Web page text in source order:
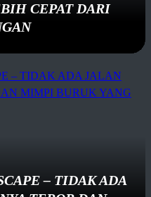
CEPAT DARI
– TIDAK ADA